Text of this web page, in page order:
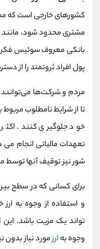
کشورهای خارجی است که
مشتری محدود شود، مانند
بانکی معروف سوئیس فکر
پول افراد ثروتمند را از
مردم و شرکت‌ها
تا از شرایط نامطلوب
خود جلوگیری کنند. اکثر
تعهدات مالیاتی انجام
شور نیز توقیف آنها توسط
برای کسانی که در سطح بین
و استفاده از وجوه به
تواند یک مزیت باشد.
وجوه به ارزمورد نیاز بدون